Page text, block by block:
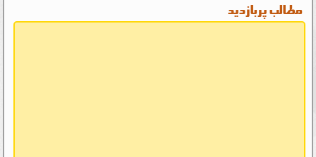
مطالب پربازدید